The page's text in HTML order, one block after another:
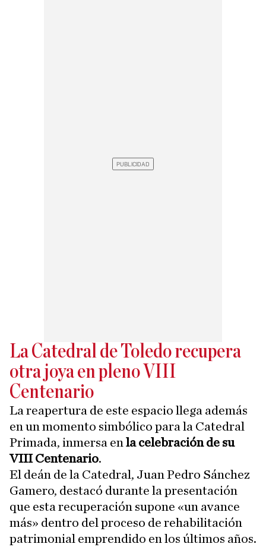
La Catedral de Toledo recupera
otra joya en pleno VIII
Centenario
La reapertura de este espacio llega además
en un momento simbólico para la Catedral
Primada, inmersa en la celebración de su
VIII Centenario.
El deán de la Catedral, Juan Pedro Sánchez
Gamero, destacó durante la presentación
que esta recuperación supone «un avance
más» dentro del proceso de rehabilitación
patrimonial emprendido en los últimos años.